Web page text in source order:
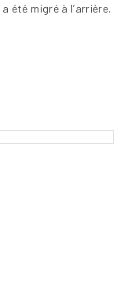
été migré à l’arrière.